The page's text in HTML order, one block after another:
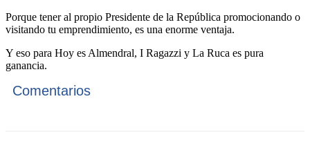
Porque tener al propio Presidente de la República promocionando o
visitando tu emprendimiento, es una enorme ventaja.
Y eso para Hoy es Almendral, I Ragazzi y La Ruca es pura
ganancia.
Comentarios